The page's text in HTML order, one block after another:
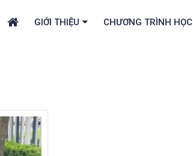
GIỚI THIỆU CHƯƠNG TRÌNH HỌC